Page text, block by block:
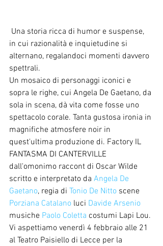
Una storia ricca di humor e suspense,
in cui razionalità e inquietudine si
alternano, regalandoci momenti davvero
spettrali.
Un mosaico di personaggi iconici e
sopra le righe, cui Angela De Gaetano, da
sola in scena, dà vita come fosse uno
spettacolo corale. Tanta gustosa ironia in
magnifiche atmosfere noir in
quest'ultima produzione di. Factory IL
FANTASMA DI CANTERVILLE
dall'omonimo raccont di Oscar Wilde
scritto e interpretato da Angela De
Gaetano, regia di Tonio De Nitto scene
Porziana Catalano luci Davide Arsenio
musiche Paolo Coletta costumi Lapi Lou.
Vi aspettiamo venerdì 4 febbraio alle 21
al Teatro Paisiello di Lecce per la